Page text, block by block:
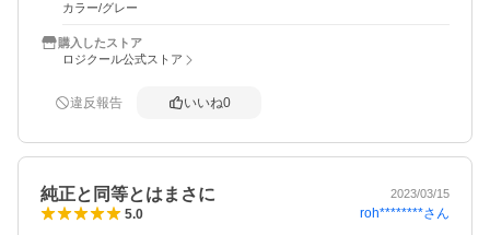
カラー/グレー
購入したストア
ロジクール公式ストア
違反報告 いいね0
純正と同等とはまさに 2023/03/15
5.0 roh********さん